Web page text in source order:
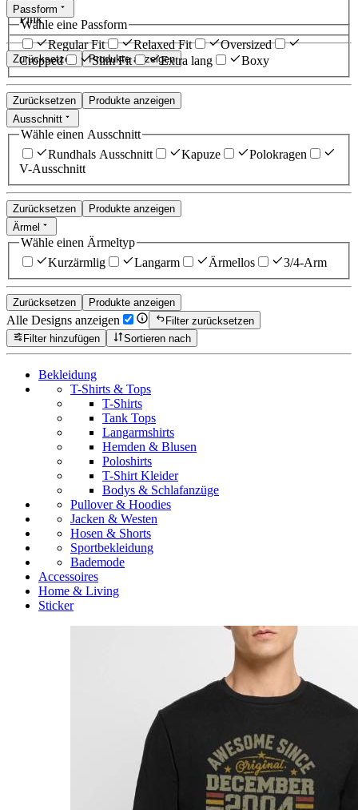
Pink
Zurücksetzen Produkte anzeigen
Passform
Wähle eine Passform
Regular Fit
Relaxed Fit
Oversized
Cropped
Slim Fit Extra lang Boxy
Zurücksetzen
Produkte anzeigen
Ausschnitt
Wähle einen Ausschnitt
Rundhals Ausschnitt
Kapuze
Polokragen
V-Ausschnitt
Zurücksetzen
Produkte anzeigen
Ärmel
Wähle einen Ärmeltyp
Kurzärmlig
Langarm Ärmellos 3/4-Arm
Zurücksetzen Produkte anzeigen
Alle Designs anzeigen
Filter zurücksetzen
Filter hinzufügen
Sortieren nach
Bekleidung
T-Shirts & Tops
T-Shirts
Tank Tops
Langarmshirts
Hemden & Blusen
Poloshirts
T-Shirt Kleider
Bodys & Schlafanzüge
Pullover & Hoodies
Jacken & Westen
Hosen & Shorts
Sportbekleidung
Bademode
Accessoires
Home & Living
Sticker